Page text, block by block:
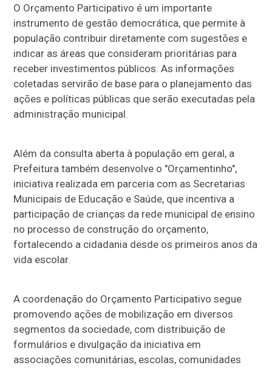
O Orçamento Participativo é um importante
instrumento de gestão democrática, que permite à
população contribuir diretamente com sugestões e
indicar as áreas que consideram prioritárias para
receber investimentos públicos. As informações
coletadas servirão de base para o planejamento das
ações e políticas públicas que serão executadas pela
administração municipal.
Além da consulta aberta à população em geral, a
Prefeitura também desenvolve o "Orçamentinho",
iniciativa realizada em parceria com as Secretarias
Municipais de Educação e Saúde, que incentiva a
participação de crianças da rede municipal de ensino
no processo de construção do orçamento,
fortalecendo a cidadania desde os primeiros anos da
vida escolar.
A coordenação do Orçamento Participativo segue
promovendo ações de mobilização em diversos
segmentos da sociedade, com distribuição de
formulários e divulgação da iniciativa em
associações comunitárias, escolas, comunidades